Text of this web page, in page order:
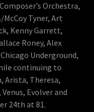
Orchestra,
Tyner, Art
Kenny Garrett,
Roney, Alex
Underground,
continuing to
Arista, Theresa,
Evolver and
24th at 81.